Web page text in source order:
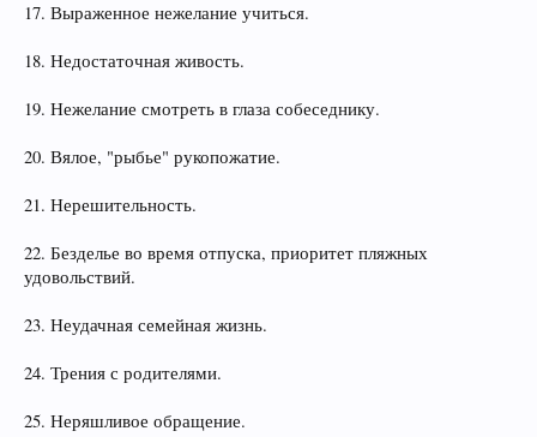
17. Выраженное нежелание учиться.
18. Недостаточная живость.
19. Нежелание смотреть в глаза собеседнику.
20. Вялое, "рыбье" рукопожатие.
21. Нерешительность.
22. Безделье во время отпуска, приоритет пляжных
удовольствий.
23. Неудачная семейная жизнь.
24. Трения с родителями.
25. Неряшливое обращение.